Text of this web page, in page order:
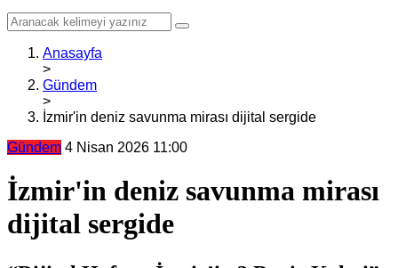
Anasayfa
>
Gündem
>
İzmir'in deniz savunma mirası dijital sergide
Gündem 4 Nisan 2026 11:00
İzmir'in deniz savunma mirası
dijital sergide